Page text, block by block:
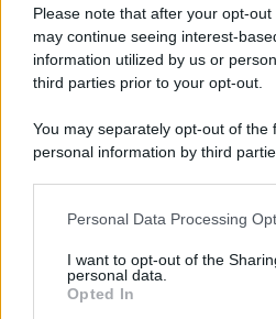
Please note that after your opt-
may continue seeing interest-
information utilized by us or
third parties prior to your opt-out.
You may separately opt-out of the
personal information by third
This information may also be
disclose it to other third parties.
Please note that this website/app
Personal Data Processing
I want to opt-out of the
personal data.
Opted In
Lgbtqia News
Motors Magazine 365
Day Travel 365
Cineverse Magazine
SecondHomeMagazine